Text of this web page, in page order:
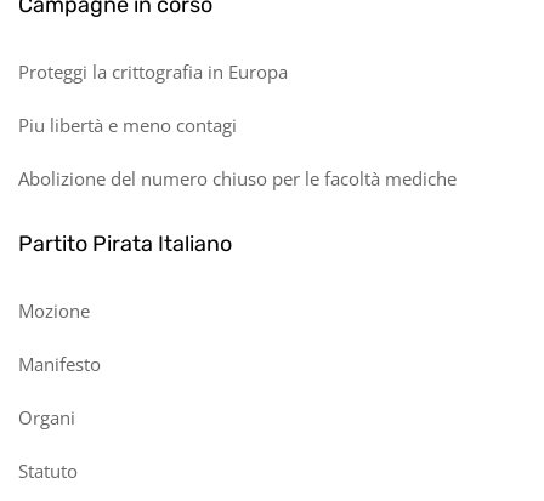
Proteggi la crittografia in Europa
Piu libertà e meno contagi
Abolizione del numero chiuso per le facoltà mediche
Partito Pirata Italiano
Mozione
Manifesto
Organi
Statuto